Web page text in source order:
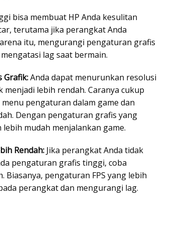
bisa membuat HP Anda kesulitan
terutama jika perangkat Anda
itu, mengurangi pengaturan grafis
lag saat bermain.
Grafik:Anda dapat menurunkan resolusi
lebih rendah. Caranya cukup
pengaturan dalam game dan
Dengan pengaturan grafis yang
mudah menjalankan game.
Rendah: Jika perangkat Anda tidak
pengaturan grafis tinggi, coba
Biasanya, pengaturan FPS yang lebih
perangkat dan mengurangi lag.